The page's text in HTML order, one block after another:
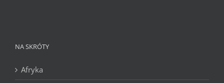
NA SKRÓTY
Afryka